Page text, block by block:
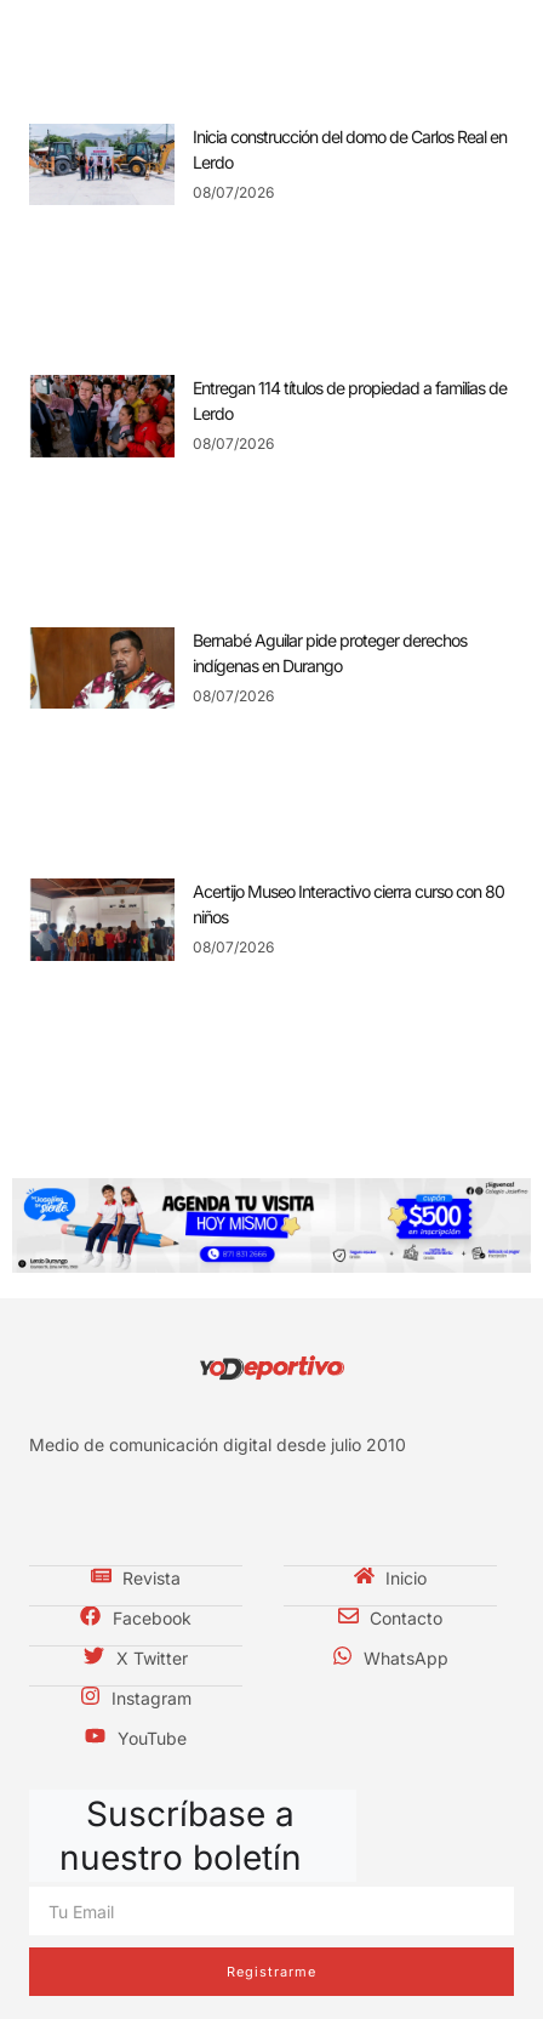
Inicia construcción del domo de Carlos Real en
Lerdo
08/07/2026
Entregan 114 títulos de propiedad a familias de
Lerdo
08/07/2026
Bernabé Aguilar pide proteger derechos
indígenas en Durango
08/07/2026
Acertijo Museo Interactivo cierra curso con 80
niños
08/07/2026
Medio de comunicación digital desde julio 2010
Revista
Facebook
X Twitter
Instagram
YouTube
Inicio
Contacto
WhatsApp
Suscríbase a
nuestro boletín
Registrarme